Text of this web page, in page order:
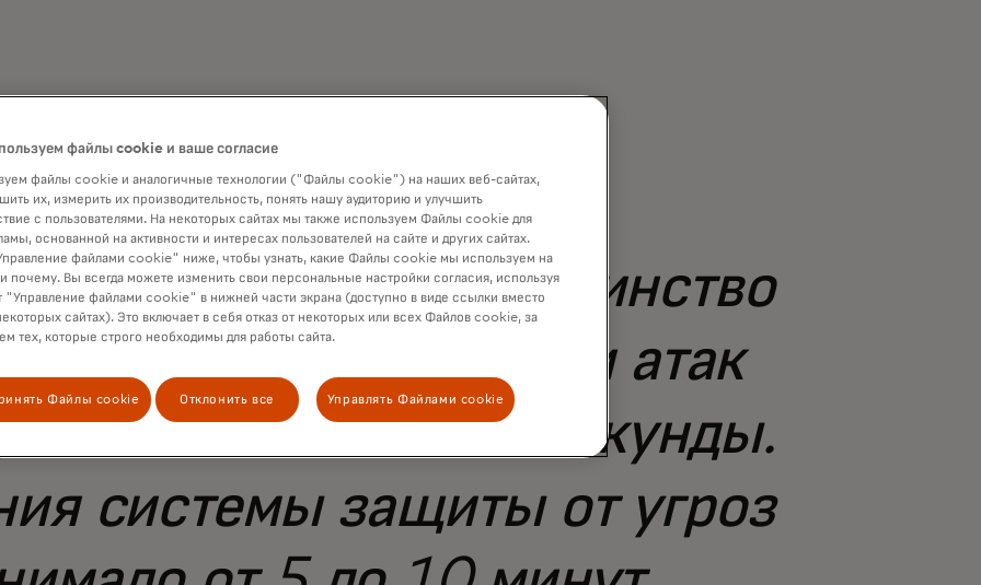
защите большинство
простых угроз или атак
за считанные секунды.
системы защиты от угроз
файлы cookie и ваше согласие
файлы cookie и аналогичные технологии ("Файлы cookie") на наших веб-сайтах,
их, измерить их производительность, понять нашу аудиторию и улучшить
с пользователями. На некоторых сайтах мы также используем Файлы cookie для
основанной на активности и интересах пользователей на сайте и других сайтах.
файлами cookie" ниже, чтобы узнать, какие Файлы cookie мы используем на
почему. Вы всегда можете изменить свои персональные настройки согласия, используя
"Управление файлами cookie" в нижней части экрана (доступно в виде ссылки вместо
сайтах). Это включает в себя отказ от некоторых или всех Файлов cookie, за
тех, которые строго необходимы для работы сайта.
Файлы cookie Отклонить все Управлять Файлами cookie